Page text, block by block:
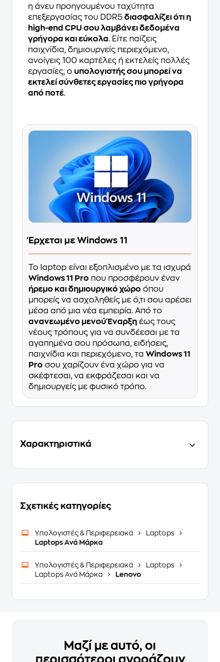
η άνευ προηγουμένου ταχύτητα
επεξεργασίας του DDR5 διασφαλίζει ότι η
high-end CPU σου λαμβάνει δεδομένα
γρήγορα και εύκολα. Είτε παίζεις
παιχνίδια, δημιουργείς περιεχόμενο,
ανοίγεις 100 καρτέλες ή εκτελείς πολλές
εργασίες, ο υπολογιστής σου μπορεί να
εκτελεί σύνθετες εργασίες πιο γρήγορα
από ποτέ.
Έρχεται με Windows 11
Το laptop είναι εξοπλισμένο με τα ισχυρά
Windows 11 Pro που προσφέρουν έναν
ήρεμο και δημιουργικό χώρο όπου
μπορείς να ασχοληθείς με ό,τι σου αρέσει
μέσα από μια νέα εμπειρία. Από το
ανανεωμένο μενού Έναρξη έως τους
νέους τρόπους για να συνδέεσαι με τα
αγαπημένα σου πρόσωπα, ειδήσεις,
παιχνίδια και περιεχόμενο, τα Windows 11
Pro σου χαρίζουν ένα χώρο για να
σκέφτεσαι, να εκφράζεσαι και να
δημιουργείς με φυσικό τρόπο.
Χαρακτηριστικά
Σχετικές κατηγορίες
Υπολογιστές & Περιφερειακά
Laptops
Laptops Ανά Μάρκα
Υπολογιστές & Περιφερειακά
Laptops
Laptops Ανά Μάρκα
Lenovo
Μαζί με αυτό, οι
περισσότεροι αγοράζουν